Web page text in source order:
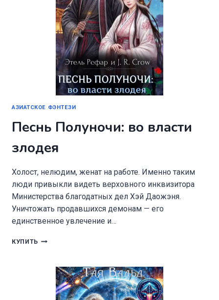
АЗИАТСКОЕ ФЭНТЕЗИ
Песнь Полуночи: во власти
злодея
Холост, нелюдим, женат на работе. Именно таким
люди привыкли видеть верховного инквизитора
Министерства благодатных дел Хэй Даожэня.
Уничтожать продавшихся демонам — его
единственное увлечение и…
КУПИТЬ ПЕСНЬ
ВЛАСТИ
ЗЛОДЕЯ